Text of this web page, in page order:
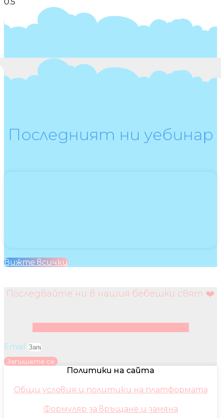
Последният ни уебинар
Вижте всички
Последвайте ни в нашия бебешки свят ❤️
Email
Запишете се
Политики на сайта
Общи условия и политики на платформата
Формуляр за връщане и замяна